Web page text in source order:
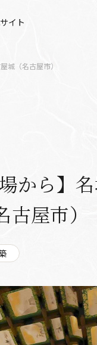
イト
城（名古屋市）
から】
屋市）